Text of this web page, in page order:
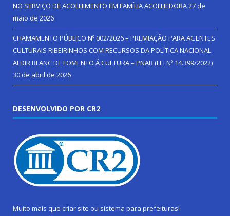
NO SERVIÇO DE ACOLHIMENTO EM FAMÍLIA ACOLHEDORA27 de
maio de 2026
CHAMAMENTO PÚBLICO Nº 002/2026 – PREMIAÇÃO PARA AGENTES
CULTURAIS RIBEIRINHOS COM RECURSOS DA POLÍTICA NACIONAL
ALDIR BLANC DE FOMENTO Á CULTURA – PNAB (LEI Nº 14.399/2022)
30 de abril de 2026
DESENVOLVIDO POR CR2
Muito mais que criar site ou sistema para prefeituras!